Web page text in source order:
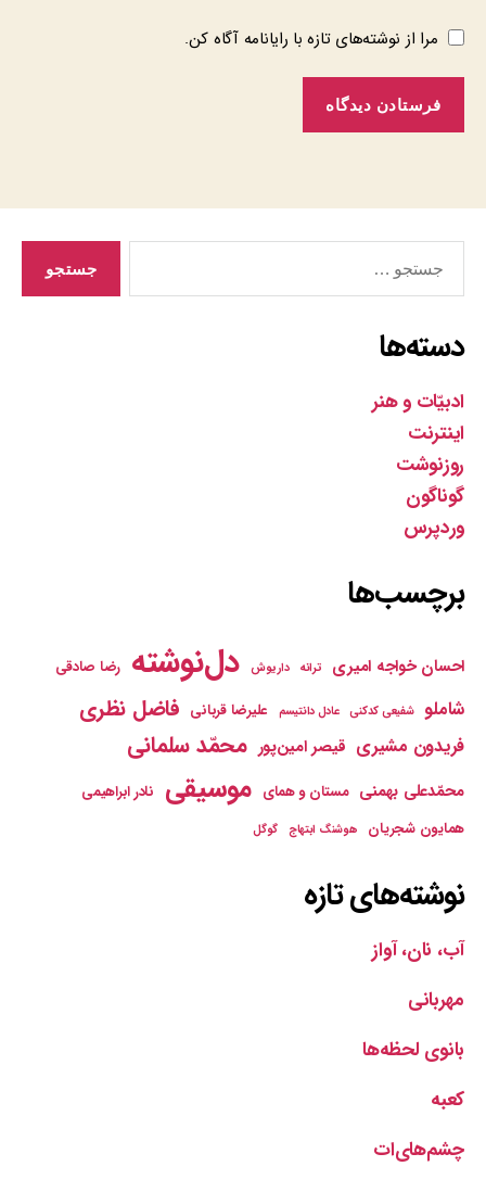
مرا از نوشته‌های تازه با رایانامه آگاه کن.
دسته‌ها
ادبیّات و هنر
اینترنت
روزنوشت
گوناگون
وردپرس
برچسب‌ها
احسان خواجه امیری ترانه داریوش دل‌نوشته رضا صادقی
شاملو شفیعی کدکنی عادل دانتیسم علیرضا قربانی فاضل نظری
فریدون مشیری قیصر امین‌پور محمّد سلمانی
محمّدعلی بهمنی مستان و همای موسیقی نادر ابراهیمی
همایون شجریان
هوشنگ ابتهاج گوگل
نوشته‌های تازه
آب، نان، آواز
مهربانی
بانوی لحظه‌ها
کعبه
چشم‌های‌ات